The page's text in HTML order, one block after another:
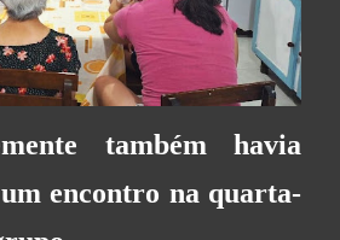
também havia
encontro na quarta-